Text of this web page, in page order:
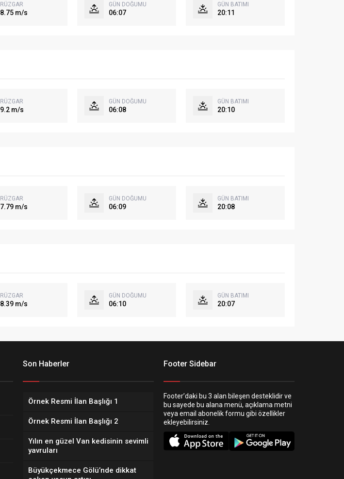
RÜZGAR
8.75 m/s
GÜN DOĞUMU
06:07
GÜN BATIMI
20:11
RÜZGAR
9.2 m/s
GÜN DOĞUMU
06:08
GÜN BATIMI
20:10
RÜZGAR
7.79 m/s
GÜN DOĞUMU
06:09
GÜN BATIMI
20:08
RÜZGAR
8.39 m/s
GÜN DOĞUMU
06:10
GÜN BATIMI
20:07
Son Haberler
Örnek Resmi İlan Başlığı 1
Örnek Resmi İlan Başlığı 2
Yılın en güzel Van kedisinin sevimli
yavruları
Büyükçekmece Gölü’nde dikkat
Footer Sidebar
Footer’daki bu 3 alan bileşen desteklidir ve
bu sayede bu alana menü, açıklama metni
veya email abonelik formu gibi özellikler
ekleyebilirsiniz.